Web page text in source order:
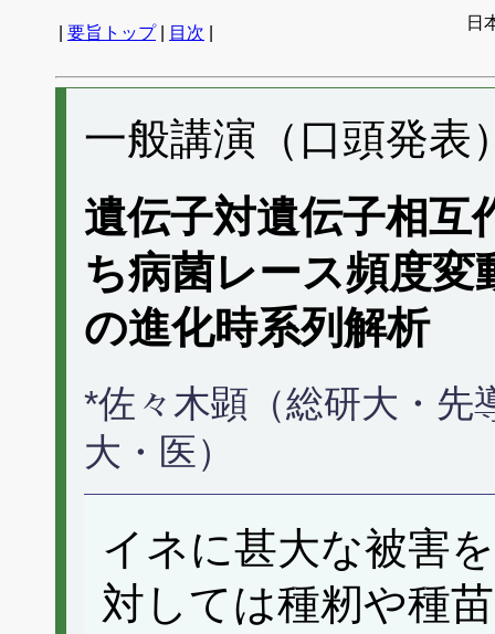
要旨トップ| 目次
日
一般講演（口頭発表
遺伝子対遺伝子相互
ち病菌レース頻度変
の進化時系列解析
*佐々木顕（総研大・先
大・医）
イネに甚大な被害
対しては種籾や種